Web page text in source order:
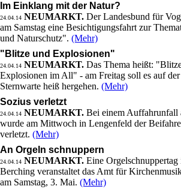
Im Einklang mit der Natur?
24.04.14 NEUMARKT. Der Landesbund für
am Samstag eine Besichtigungsfahrt zur
und Naturschutz". (Mehr)
"Blitze und Explosionen"
24.04.14 NEUMARKT. Das Thema heißt:
Explosionen im All" - am Freitag soll es auf
Sternwarte heiß hergehen. (Mehr)
Sozius verletzt
24.04.14 NEUMARKT. Bei einem Auffahrunfall
wurde am Mittwoch in Lengenfeld der
verletzt. (Mehr)
An Orgeln schnuppern
24.04.14 NEUMARKT. Eine
Berching veranstaltet das Amt für
am Samstag, 3. Mai. (Mehr)